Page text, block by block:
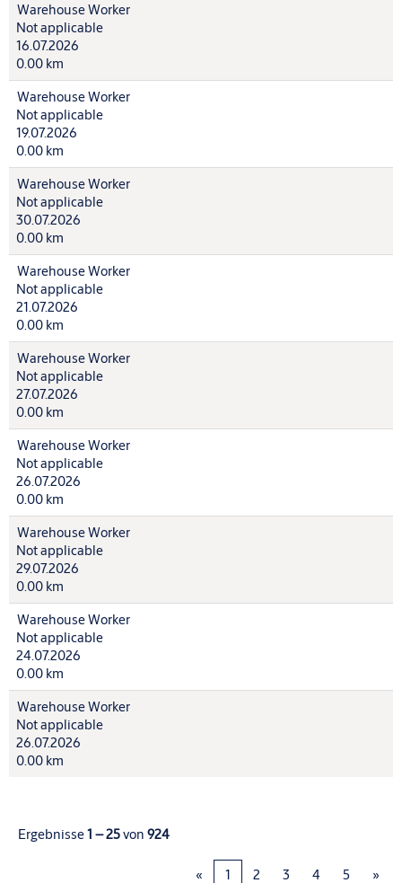
Warehouse Worker
Not applicable
16.07.2026
0.00 km
Warehouse Worker
Not applicable
19.07.2026
0.00 km
Warehouse Worker
Not applicable
30.07.2026
0.00 km
Warehouse Worker
Not applicable
21.07.2026
0.00 km
Warehouse Worker
Not applicable
27.07.2026
0.00 km
Warehouse Worker
Not applicable
26.07.2026
0.00 km
Warehouse Worker
Not applicable
29.07.2026
0.00 km
Warehouse Worker
Not applicable
24.07.2026
0.00 km
Warehouse Worker
Not applicable
26.07.2026
0.00 km
Ergebnisse1 – 25von 924
« 1 2 3 4 5 »